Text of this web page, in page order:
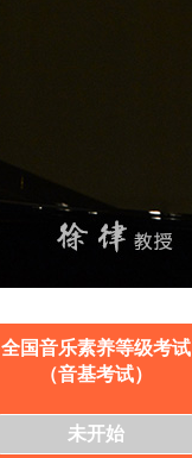
全国音乐素养等级考试
（音基考试）
未开始